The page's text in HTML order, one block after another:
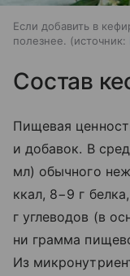
Если добавить в
полезнее.
источник:
Состав
Пищевая
и добавок. В
мл) обычного
ккал, 8−9 г
г углеводов (в
ни грамма
Из